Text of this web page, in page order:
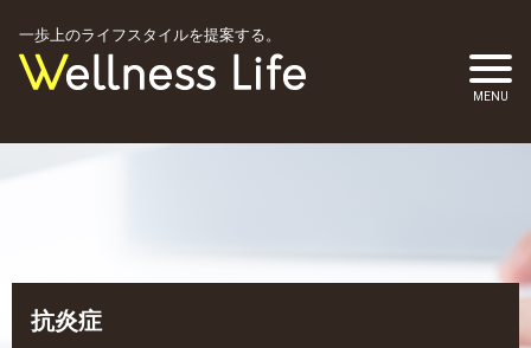
一歩上のライフスタイルを提案する。
抗炎症